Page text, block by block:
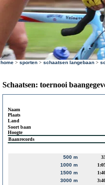
home > sporten > schaatsen langebaan >
Schaatsen: toernooi
Naam
Plaats
Land
Soort baan
Hoogte
Baanrecords
500 m
1000 m
1500 m
3000 m